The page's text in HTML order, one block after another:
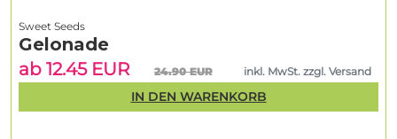
Sweet Seeds
Gelonade
ab 12.45 EUR
24.90 EUR inkl. MwSt. zzgl. Versand
IN DEN WARENKORB